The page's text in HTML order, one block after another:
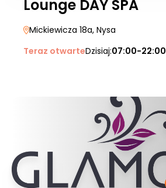
Lounge DAY SPA
Mickiewicza 18a, Nysa
Teraz otwarteDzisiaj:07:00-22:00